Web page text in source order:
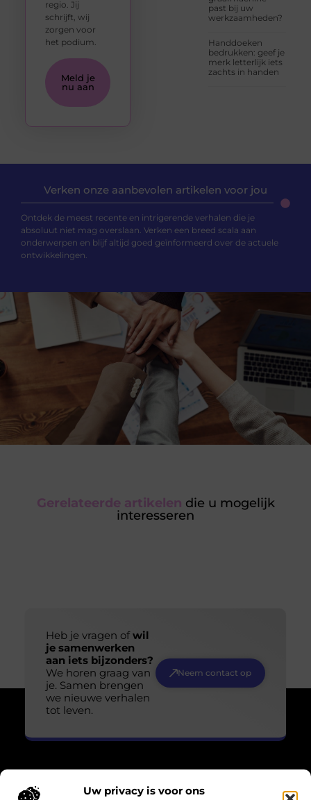
Uw privacy is voor ons
past bij uw
werkzaamheden?
Handdoeken
bedrukken: geef je
merk letterlijk iets
zachts in handen
regio. Jij
schrijft, wij
zorgen voor
het podium.
Meld je
nu aan
Verken onze aanbevolen artikelen voor jou
Ontdek de meest recente en intrigerende verhalen die je
absoluut niet mag overslaan. Verken een breed scala aan
onderwerpen en blijf altijd goed geïnformeerd over de actuele
ontwikkelingen.
Gerelateerde artikelen die u mogelijk
interesseren
Heb je vragen ofwil
je samenwerken
aan iets bijzonders?
We horen graag van
je. Samen brengen
we nieuwe verhalen
tot leven.
Neem contact op
Over Losser Digitaal